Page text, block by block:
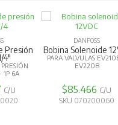
– instalar y olvidarse
0180 kg
PIN 2
PIN 1
máx +/- FS [%] 1,00 %
típica +/- FS [%] 0,5 %
Presión
4"
6A
C/U
DANFOSS
Bobina Solenoide
PARA VALVULAS
EV220B
$85.466 C/U
SKU 070200060